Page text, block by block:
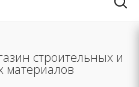
строительных и
материалов